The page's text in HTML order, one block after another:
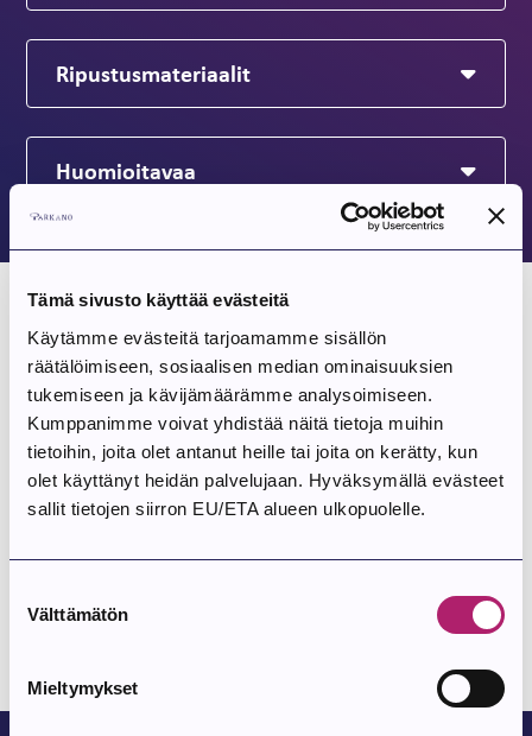
Tämä sivusto käyttää evästeitä
Käytämme evästeitä tarjoamamme sisällön
räätälöimiseen, sosiaalisen median ominaisuuksien
tukemiseen ja kävijämäärämme analysoimiseen.
Kumppanimme voivat yhdistää näitä tietoja muihin
tietoihin, joita olet antanut heille tai joita on kerätty, kun
olet käyttänyt heidän palvelujaan. Hyväksymällä evästeet
sallit tietojen siirron EU/ETA alueen ulkopuolelle.
valinta
Välttämätön
Mieltymykset
Ripustusmateriaalit
Huomioitavaa
Taidenäyttelyn järjestäminen
Näyttelynjärjestäjän vastuut
Mainostaminen
Myynti